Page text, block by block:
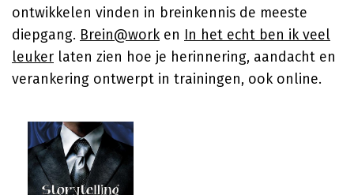
ontwikkelen vinden in breinkennis de meeste
diepgang. Brein@worken In het echt ben ik veel
leuker laten zien hoe je herinnering, aandacht en
verankering ontwerpt in trainingen, ook online.